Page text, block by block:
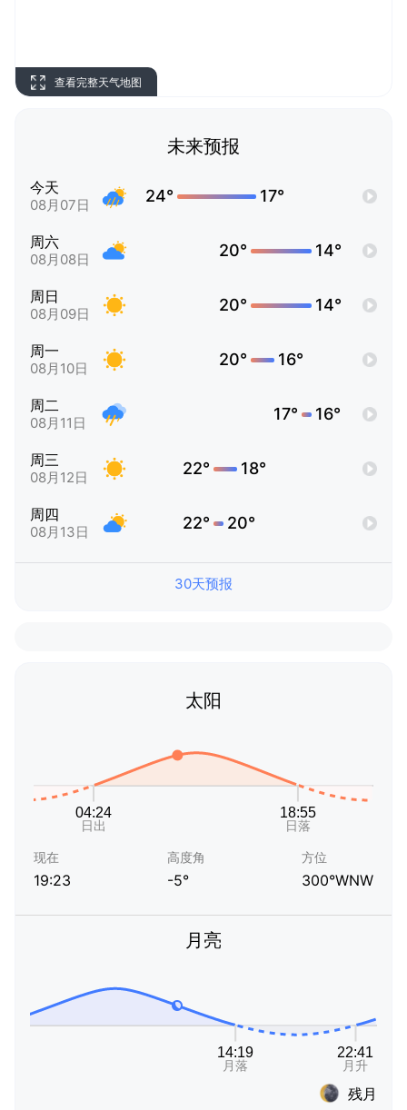
查看完整天气地图
未来预报
今天
08月07日 24° 17°
周六
08月08日 20° 14°
周日
08月09日 20° 14°
周一
08月10日 20° 16°
周二
08月11日 17° 16°
周三
08月12日 22° 18°
周四
08月13日 22° 20°
30天预报
太阳
现在
19:23
高度角
-5°
方位
300°WNW
月亮
残月